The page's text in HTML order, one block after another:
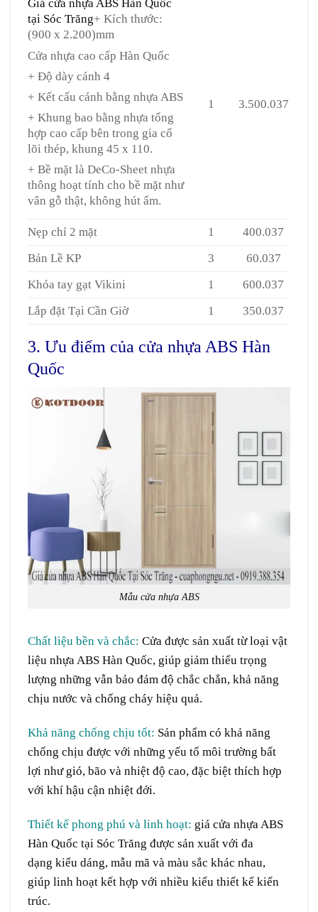
Giá cửa nhựa ABS Hàn Quốc
tại Sóc Trăng+ Kích thước:
(900 x 2.200)mm
Cửa nhựa cao cấp Hàn Quốc
+ Độ dày cánh 4
+ Kết cấu cánh bằng nhựa ABS
+ Khung bao bằng nhựa tổng
hợp cao cấp bên trong gia cố
lõi thép, khung 45 x 110.
+ Bề mặt là DeCo-Sheet nhựa
thông hoạt tính cho bề mặt như
vân gỗ thật, không hút ẩm.
1 3.500.037
Nẹp chỉ 2 mặt 1
400.037
Bản Lề KP
3
60.037
Khóa tay gạt Vikini
1
600.037
Lắp đặt Tại Cần Giờ
1 350.037
3. Ưu điểm của cửa nhựa ABS Hàn
Quốc
Mẫu cửa nhựa ABS
Chất liệu bền và chắc: Cửa được sản xuất từ loại vật
liệu nhựa ABS Hàn Quốc, giúp giảm thiểu trọng
lượng những vẫn bảo đảm độ chắc chắn, khả năng
chịu nước và chống cháy hiệu quả.
Khả năng chống chịu tốt: Sản phẩm có khả năng
chống chịu được với những yếu tố môi trường bất
lợi như gió, bão và nhiệt độ cao, đặc biệt thích hợp
với khí hậu cận nhiệt đới.
Thiết kế phong phú và linh hoạt: giá cửa nhựa ABS
Hàn Quốc tại Sóc Trăng được sản xuất với đa
dạng kiểu dáng, mẫu mã và màu sắc khác nhau,
giúp linh hoạt kết hợp với nhiều kiểu thiết kế kiến
trúc.